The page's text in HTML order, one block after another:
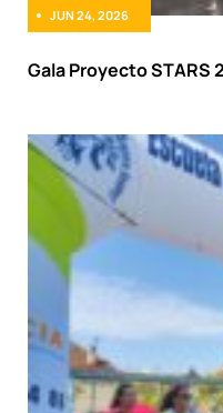
JUN 24, 2026
Gala Proyecto STARS